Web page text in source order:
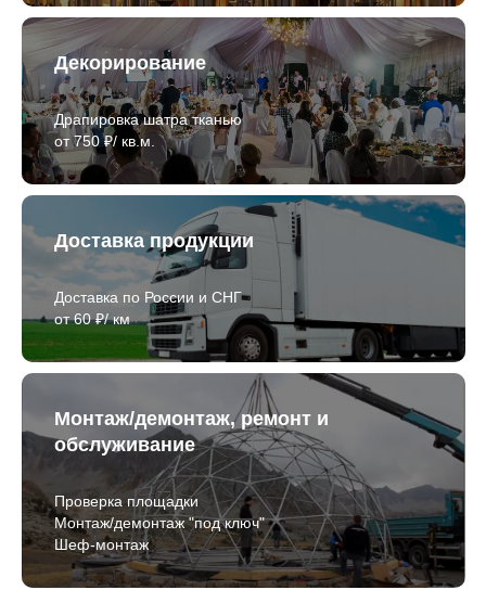
Декорирование
Драпировка шатра тканью
от 750 ₽/ кв.м.
Доставка продукции
Доставка по России и СНГ
от 60 ₽/ км
Монтаж/демонтаж, ремонт и
обслуживание
Проверка площадки
Монтаж/демонтаж "под ключ"
Шеф-монтаж